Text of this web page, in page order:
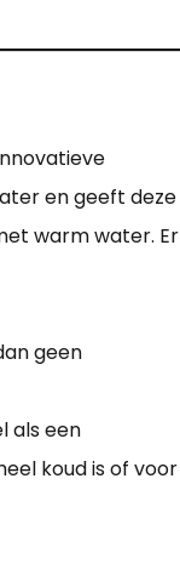
en geeft deze
warm water. Er
geen
als een
koud is of voor